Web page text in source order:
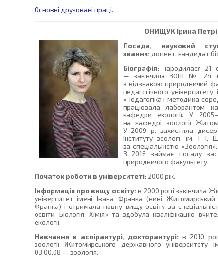
Основні друковані праці.
ОНИЩУК Ірина
Посада, науковий
звання: доцент, кандидат
Біографія: народилася 21
— закінчила ЗОШ № 24
з відзнакою природничий
педагогічного
«Педагогіка і методика
працювала лаборантом
кафедри екології. У
на кафедрі зоології
У 2009 р. захистила
Інституту зоології ім. І.
за спеціальністю
З 2018 займає посаду
природничого факультету.
Початок роботи в університеті: 2000 рік.
Інформація про вищу освіту: в 2000 році закінчила
університет імені Івана Франка (нині
Франка) і отримала повну вищу освіту за
освіти. Біологія. Хімія» та здобула кваліфікацію
екології.
Навчання в аспірантурі, докторантурі: в 2010
зоології Житомирського державного університету
03.00.08 — зоологія.